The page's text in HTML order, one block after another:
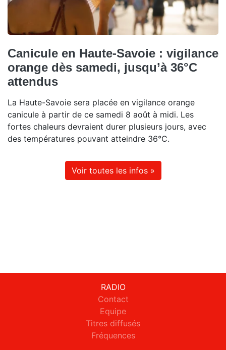
Canicule en Haute-Savoie : vigilance
orange dès samedi, jusqu’à 36°C
attendus
La Haute-Savoie sera placée en vigilance orange
canicule à partir de ce samedi 8 août à midi. Les
fortes chaleurs devraient durer plusieurs jours, avec
des températures pouvant atteindre 36°C.
Voir toutes les infos »
RADIO
Contact
Equipe
Titres diffusés
Fréquences